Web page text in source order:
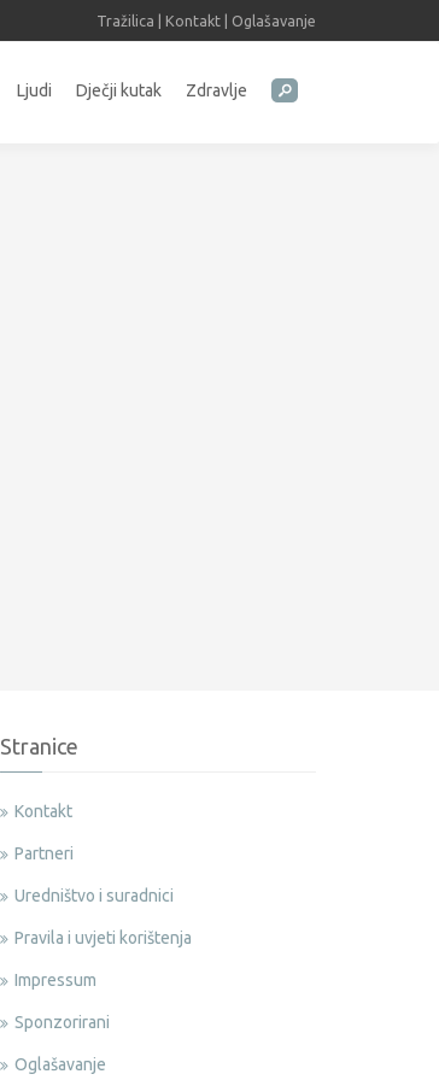
Tražilica Kontakt Oglašavanje
Ljudi Dječji kutak Zdravlje
Stranice
Kontakt
Partneri
Uredništvo i suradnici
Pravila i uvjeti korištenja
Impressum
Sponzorirani
Oglašavanje